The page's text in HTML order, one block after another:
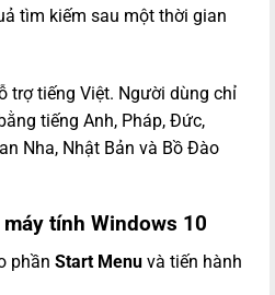
tìm kiếm sau một thời gian
trợ tiếng Việt. Người dùng chỉ
tiếng Anh, Pháp, Đức,
Nha, Nhật Bản và Bồ Đào
tính Windows 10
phần Start Menu và tiến hành